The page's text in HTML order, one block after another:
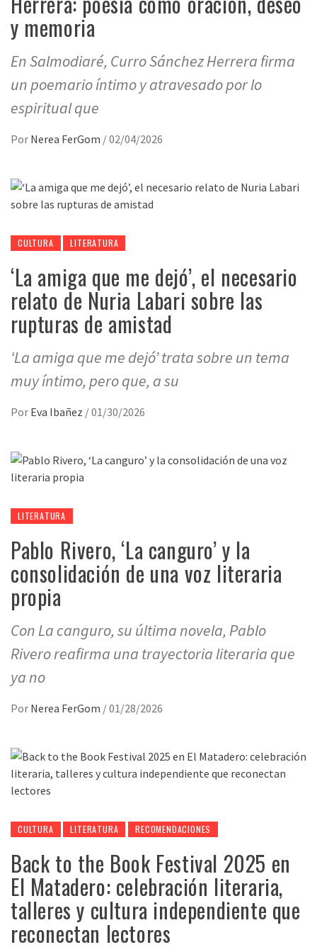
y memoria
En Salmodiaré, Curro Sánchez Herrera firma
un poemario íntimo y atravesado por lo
espiritual que
Por Nerea FerGom /02/04/2026
CULTURA LITERATURA
‘La amiga que me dejó’, el necesario
relato de Nuria Labari sobre las
rupturas de amistad
‘La amiga que me dejó’ trata sobre un tema
muy íntimo, pero que, a su
Por Eva Ibañez /01/30/2026
LITERATURA
Pablo Rivero, ‘La canguro’ y la
consolidación de una voz literaria
propia
Con La canguro, su última novela, Pablo
Rivero reafirma una trayectoria literaria que
ya no
Por Nerea FerGom /01/28/2026
CULTURA LITERATURA RECOMENDACIONES
Back to the Book Festival 2025 en
El Matadero: celebración literaria,
talleres y cultura independiente que
reconectan lectores